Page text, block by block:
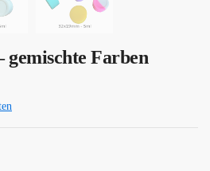
gemischte Farben